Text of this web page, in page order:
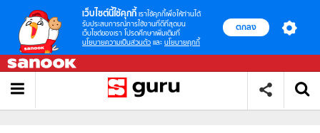
เว็บไซต์นี้ใช้คุกกี้ เราใช้คุกกี้เพื่อให้ท่านได้
รับประสบการณ์การใช้งานที่ดีที่สุดบน
เว็บไซต์ของเรา โปรดศึกษาเพิ่มเติมที่
นโยบายความเป็นส่วนตัว และ นโยบายคุกกี้
ตกลง